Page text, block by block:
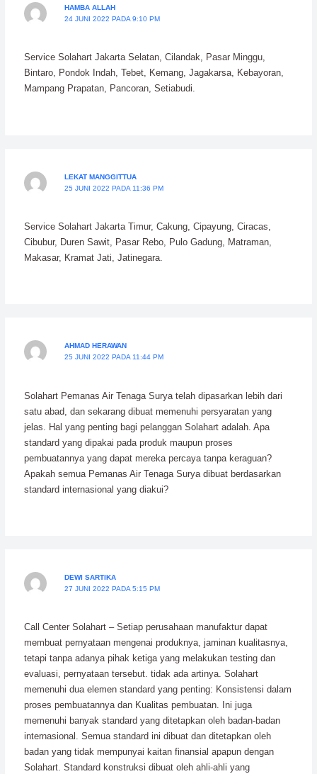
HAMBA ALLAH
24 JUNI 2022 PADA 9:10 PM
Service Solahart Jakarta Selatan, Cilandak, Pasar Minggu,
Bintaro, Pondok Indah, Tebet, Kemang, Jagakarsa, Kebayoran,
Mampang Prapatan, Pancoran, Setiabudi.
LEKAT MANGGITTUA
25 JUNI 2022 PADA 11:36 PM
Service Solahart Jakarta Timur, Cakung, Cipayung, Ciracas,
Cibubur, Duren Sawit, Pasar Rebo, Pulo Gadung, Matraman,
Makasar, Kramat Jati, Jatinegara.
AHMAD HERAWAN
25 JUNI 2022 PADA 11:44 PM
Solahart Pemanas Air Tenaga Surya telah dipasarkan lebih dari
satu abad, dan sekarang dibuat memenuhi persyaratan yang
jelas. Hal yang penting bagi pelanggan Solahart adalah. Apa
standard yang dipakai pada produk maupun proses
pembuatannya yang dapat mereka percaya tanpa keraguan?
Apakah semua Pemanas Air Tenaga Surya dibuat berdasarkan
standard internasional yang diakui?
DEWI SARTIKA
27 JUNI 2022 PADA 5:15 PM
Call Center Solahart – Setiap perusahaan manufaktur dapat
membuat pernyataan mengenai produknya, jaminan kualitasnya,
tetapi tanpa adanya pihak ketiga yang melakukan testing dan
evaluasi, pernyataan tersebut. tidak ada artinya. Solahart
memenuhi dua elemen standard yang penting: Konsistensi dalam
proses pembuatannya dan Kualitas pembuatan. Ini juga
memenuhi banyak standard yang ditetapkan oleh badan-badan
internasional. Semua standard ini dibuat dan ditetapkan oleh
badan yang tidak mempunyai kaitan finansial apapun dengan
Solahart. Standard konstruksi dibuat oleh ahli-ahli yang